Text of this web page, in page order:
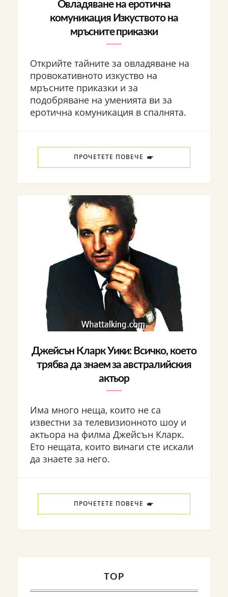
Овладяване на еротична
комуникация Изкуството на
мръсните приказки
Открийте тайните за овладяване на
провокативното изкуство на
мръсните приказки и за
подобряване на уменията ви за
еротична комуникация в спалнята.
ПРОЧЕТЕТЕ ПОВЕЧЕ
Джейсън Кларк Уики: Всичко, което
трябва да знаем за австралийския
актьор
Има много неща, които не са
известни за телевизионното шоу и
актьора на филма Джейсън Кларк.
Ето нещата, които винаги сте искали
да знаете за него.
ПРОЧЕТЕТЕ ПОВЕЧЕ
TOP